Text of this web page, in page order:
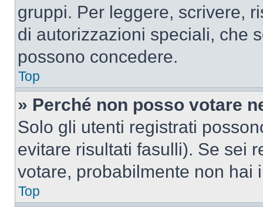
gruppi. Per leggere, scrivere,
di autorizzazioni speciali, che
possono concedere.
Top
» Perché non posso votare
Solo gli utenti registrati
evitare risultati fasulli). Se sei
votare, probabilmente non hai
Top